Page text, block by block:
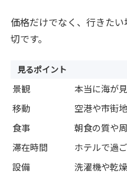
価格だけでなく、行きた
切です。
見るポイント
景観
本当に海が
移動
空港や市街
食事
朝食の質や
滞在時間
ホテルで過
設備
洗濯機や乾